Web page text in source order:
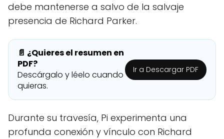
debe mantenerse a salvo de la salvaje
presencia de Richard Parker.
📄 ¿Quieres el resumen en
PDF?
Descárgalo y léelo cuando
quieras.
Ir a Descargar PDF
Durante su travesía, Pi experimenta una
profunda conexión y vínculo con Richard